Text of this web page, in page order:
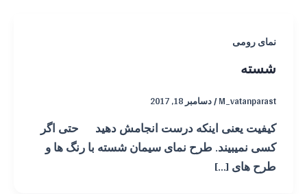
نمای رومی
شسته
M_vatanparast
/دسامبر 18, 2017
کیفیت یعنی اینکه درست انجامش دهید حتی اگر
کسی نمیبیند. طرح نمای سیمان شسته با رنگ ها و
طرح های […]